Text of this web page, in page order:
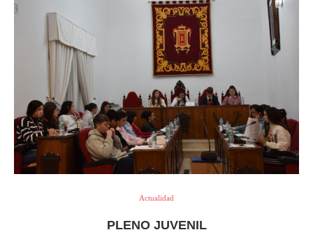
Actualidad
PLENO JUVENIL